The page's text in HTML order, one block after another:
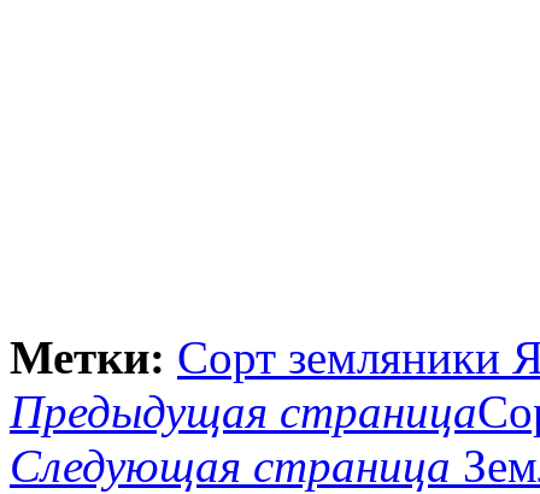
Метки: Сорт земляники
Предыдущая страница
Следующая страница